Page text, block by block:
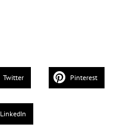
Twitter Pinterest
LinkedIn